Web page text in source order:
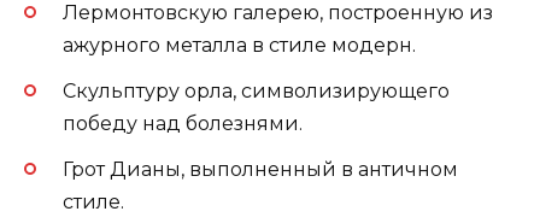
Лермонтовскую галерею, построенную из
ажурного металла в стиле модерн.
Скульптуру орла, символизирующего
победу над болезнями.
Грот Дианы, выполненный в античном
стиле.